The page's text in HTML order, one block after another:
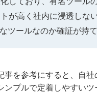
が高く社内に浸透しな
ツールなのか確証が持
事を参考にすると、自
ンプルで定着しやすい